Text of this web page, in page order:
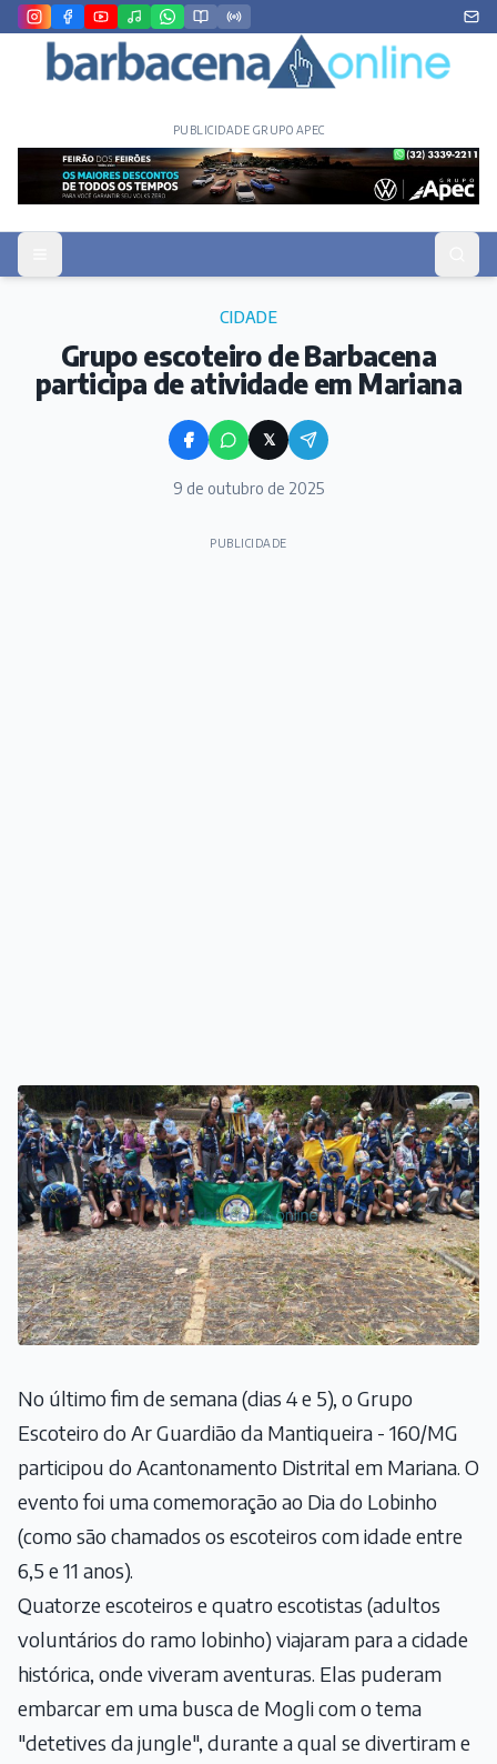
PUBLICIDADE GRUPO APEC
CIDADE
Grupo escoteiro de Barbacena
participa de atividade em Mariana
𝕏
9 de outubro de 2025
PUBLICIDADE
No último fim de semana (dias 4 e 5), o Grupo
Escoteiro do Ar Guardião da Mantiqueira - 160/MG
participou do Acantonamento Distrital em Mariana. O
evento foi uma comemoração ao Dia do Lobinho
(como são chamados os escoteiros com idade entre
6,5 e 11 anos).
Quatorze escoteiros e quatro escotistas (adultos
voluntários do ramo lobinho) viajaram para a cidade
histórica, onde viveram aventuras. Elas puderam
embarcar em uma busca de Mogli com o tema
"detetives da jungle", durante a qual se divertiram e